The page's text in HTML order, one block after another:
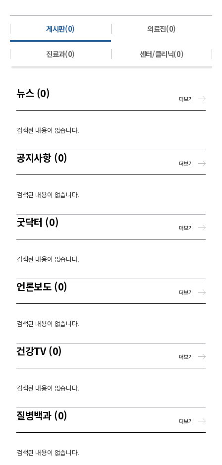
게시판(0) 의료진(0)
진료과(0) 센터/클리닉(0)
뉴스 (0)
검색된 내용이 없습니다.
더보기
공지사항 (0)
검색된 내용이 없습니다.
더보기
굿닥터 (0)
검색된 내용이 없습니다.
더보기
언론보도 (0)
검색된 내용이 없습니다.
더보기
건강TV (0)
검색된 내용이 없습니다.
더보기
질병백과 (0)
검색된 내용이 없습니다.
더보기